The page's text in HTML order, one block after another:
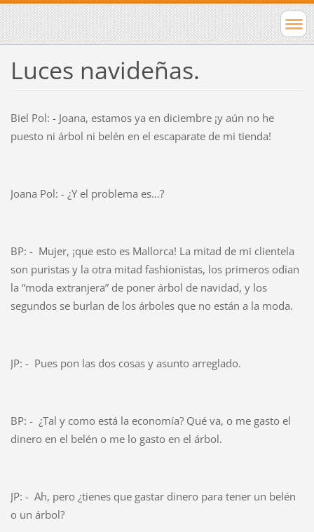
Luces navideñas.
Biel Pol: - Joana, estamos ya en diciembre ¡y aún no he
puesto ni árbol ni belén en el escaparate de mi tienda!
Joana Pol: - ¿Y el problema es…?
BP: - Mujer, ¡que esto es Mallorca! La mitad de mi clientela
son puristas y la otra mitad fashionistas, los primeros odian
la “moda extranjera” de poner árbol de navidad, y los
segundos se burlan de los árboles que no están a la moda.
JP: - Pues pon las dos cosas y asunto arreglado.
BP: - ¿Tal y como está la economía? Qué va, o me gasto el
dinero en el belén o me lo gasto en el árbol.
JP: - Ah, pero ¿tienes que gastar dinero para tener un belén
o un árbol?